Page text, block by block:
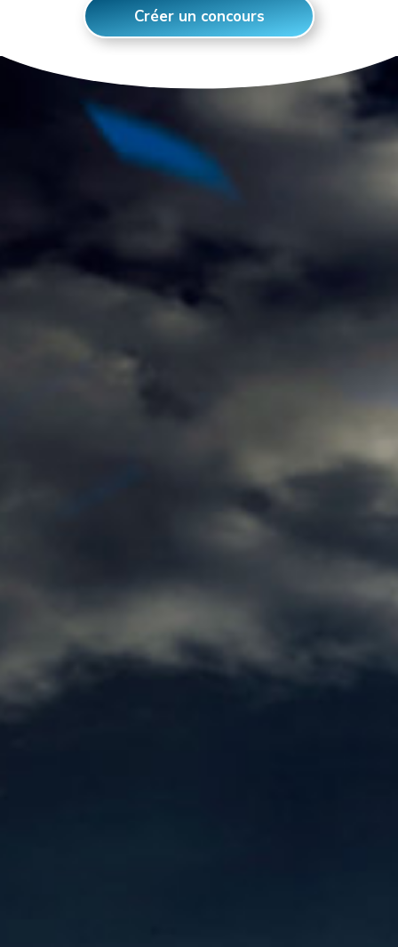
Créer un concours